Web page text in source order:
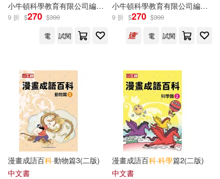
小牛頓科學教育有限公司編輯 團隊 碳十四圖像設計 閃揚容
9 折 $270 $300
電
試閱
小牛頓科學教育有限公司編輯
9 折 $270 $300
電
試閱
漫畫成語百科·動物篇3(二版)
中文書
漫畫成語百科·科學篇2(二版)
中文書